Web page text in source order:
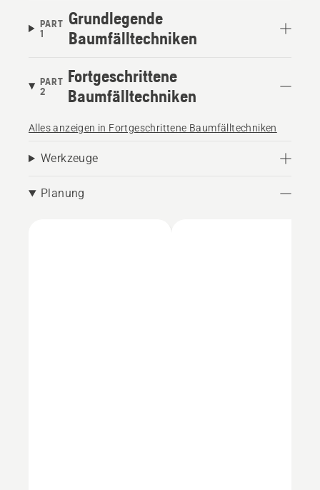
PART
1
Grundlegende
Baumfälltechniken
PART
2
Fortgeschrittene
Baumfälltechniken
Alles anzeigen in Fortgeschrittene Baumfälltechniken
Werkzeuge
Planung